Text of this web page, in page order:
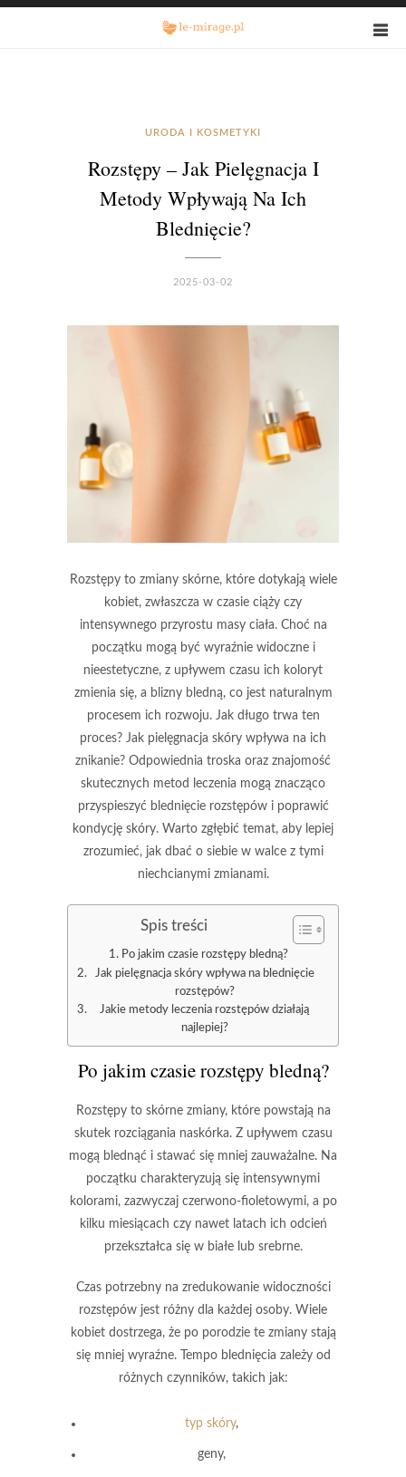
URODA I KOSMETYKI
Rozstępy – Jak Pielęgnacja I
Metody Wpływają Na Ich
Blednięcie?
2025-03-02
Rozstępy to zmiany skórne, które dotykają wiele
kobiet, zwłaszcza w czasie ciąży czy
intensywnego przyrostu masy ciała. Choć na
początku mogą być wyraźnie widoczne i
nieestetyczne, z upływem czasu ich koloryt
zmienia się, a blizny bledną, co jest naturalnym
procesem ich rozwoju. Jak długo trwa ten
proces? Jak pielęgnacja skóry wpływa na ich
znikanie? Odpowiednia troska oraz znajomość
skutecznych metod leczenia mogą znacząco
przyspieszyć blednięcie rozstępów i poprawić
kondycję skóry. Warto zgłębić temat, aby lepiej
zrozumieć, jak dbać o siebie w walce z tymi
niechcianymi zmianami.
Spis treści
Po jakim czasie rozstępy bledną?
Jak pielęgnacja skóry wpływa na blednięcie
rozstępów?
Jakie metody leczenia rozstępów działają
najlepiej?
Po jakim czasie rozstępy bledną?
Rozstępyto skórne zmiany, które powstają na
skutek rozciągania naskórka. Z upływem czasu
mogą blednąć i stawać się mniej zauważalne. Na
początku charakteryzują się intensywnymi
kolorami, zazwyczaj czerwono-fioletowymi, a po
kilku miesiącach czy nawet latach ich odcień
przekształca się w białelub srebrne.
Czas potrzebny na zredukowanie widoczności
rozstępów jest różny dla każdej osoby. Wiele
kobiet dostrzega, że po porodzie te zmiany stają
się mniej wyraźne. Tempo blednięcia zależy od
różnych czynników, takich jak:
typ skóry,
geny,